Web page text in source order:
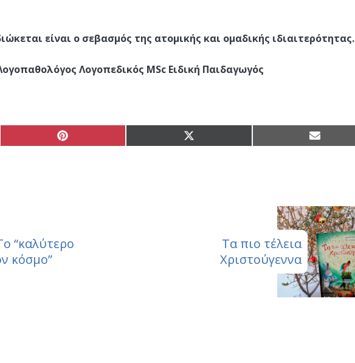
είναι ο σεβασμός της ατομικής και ομαδικής ιδιαιτερότητας.
Λογοπεδικός MSc Eιδική Παιδαγωγός
Share
on
Share
on
Share
on
“καλύτερο
κόσμο”
Τα πιο τέλεια
Χριστούγεννα